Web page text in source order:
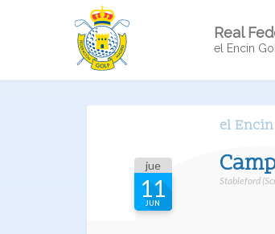
Real
el Encin
el
jue
11
JUN
Stableford